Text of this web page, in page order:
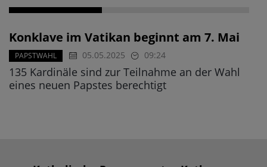
Konklave im Vatikan beginnt am 7. Mai
PAPSTWAHL 05.05.2025 09:24
135 Kardinäle sind zur Teilnahme an der Wahl
eines neuen Papstes berechtigt